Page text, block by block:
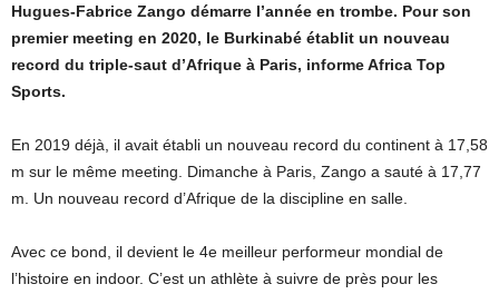
Hugues-Fabrice Zango démarre l’année en trombe. Pour son
premier meeting en 2020, le Burkinabé établit un nouveau
record du triple-saut d’Afrique à Paris, informe Africa Top
Sports.
En 2019 déjà, il avait établi un nouveau record du continent à 17,58
m sur le même meeting. Dimanche à Paris, Zango a sauté à 17,77
m. Un nouveau record d’Afrique de la discipline en salle.
Avec ce bond, il devient le 4e meilleur performeur mondial de
l’histoire en indoor. C’est un athlète à suivre de près pour les